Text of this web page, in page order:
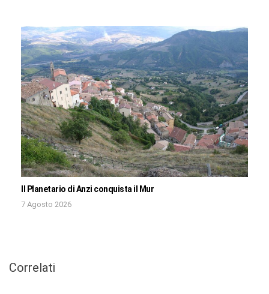
Il Planetario di Anzi conquista il Mur
7 Agosto 2026
Correlati